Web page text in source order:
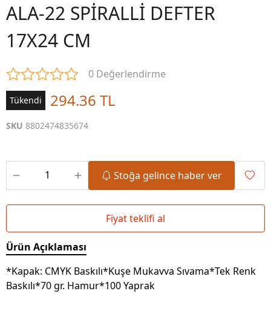
ALA-22 SPİRALLİ DEFTER
17X24 CM
0 Değerlendirme
Tükendi 294.36 TL
SKU 8802474835674
Stoğa gelince haber ver
Fiyat teklifi al
Ürün Açıklaması
*Kapak: CMYK Baskılı*Kuşe Mukavva Sıvama*Tek Renk
Baskılı*70 gr. Hamur*100 Yaprak